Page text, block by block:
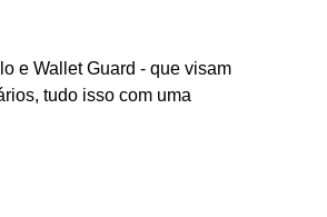
e Wallet Guard - que visam
tudo isso com uma